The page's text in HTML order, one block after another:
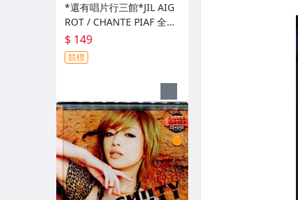
*還有唱片行三館*JIL AIG
ROT / CHANTE PIAF 全新
ZZ12526(競標)
$ 149
競標